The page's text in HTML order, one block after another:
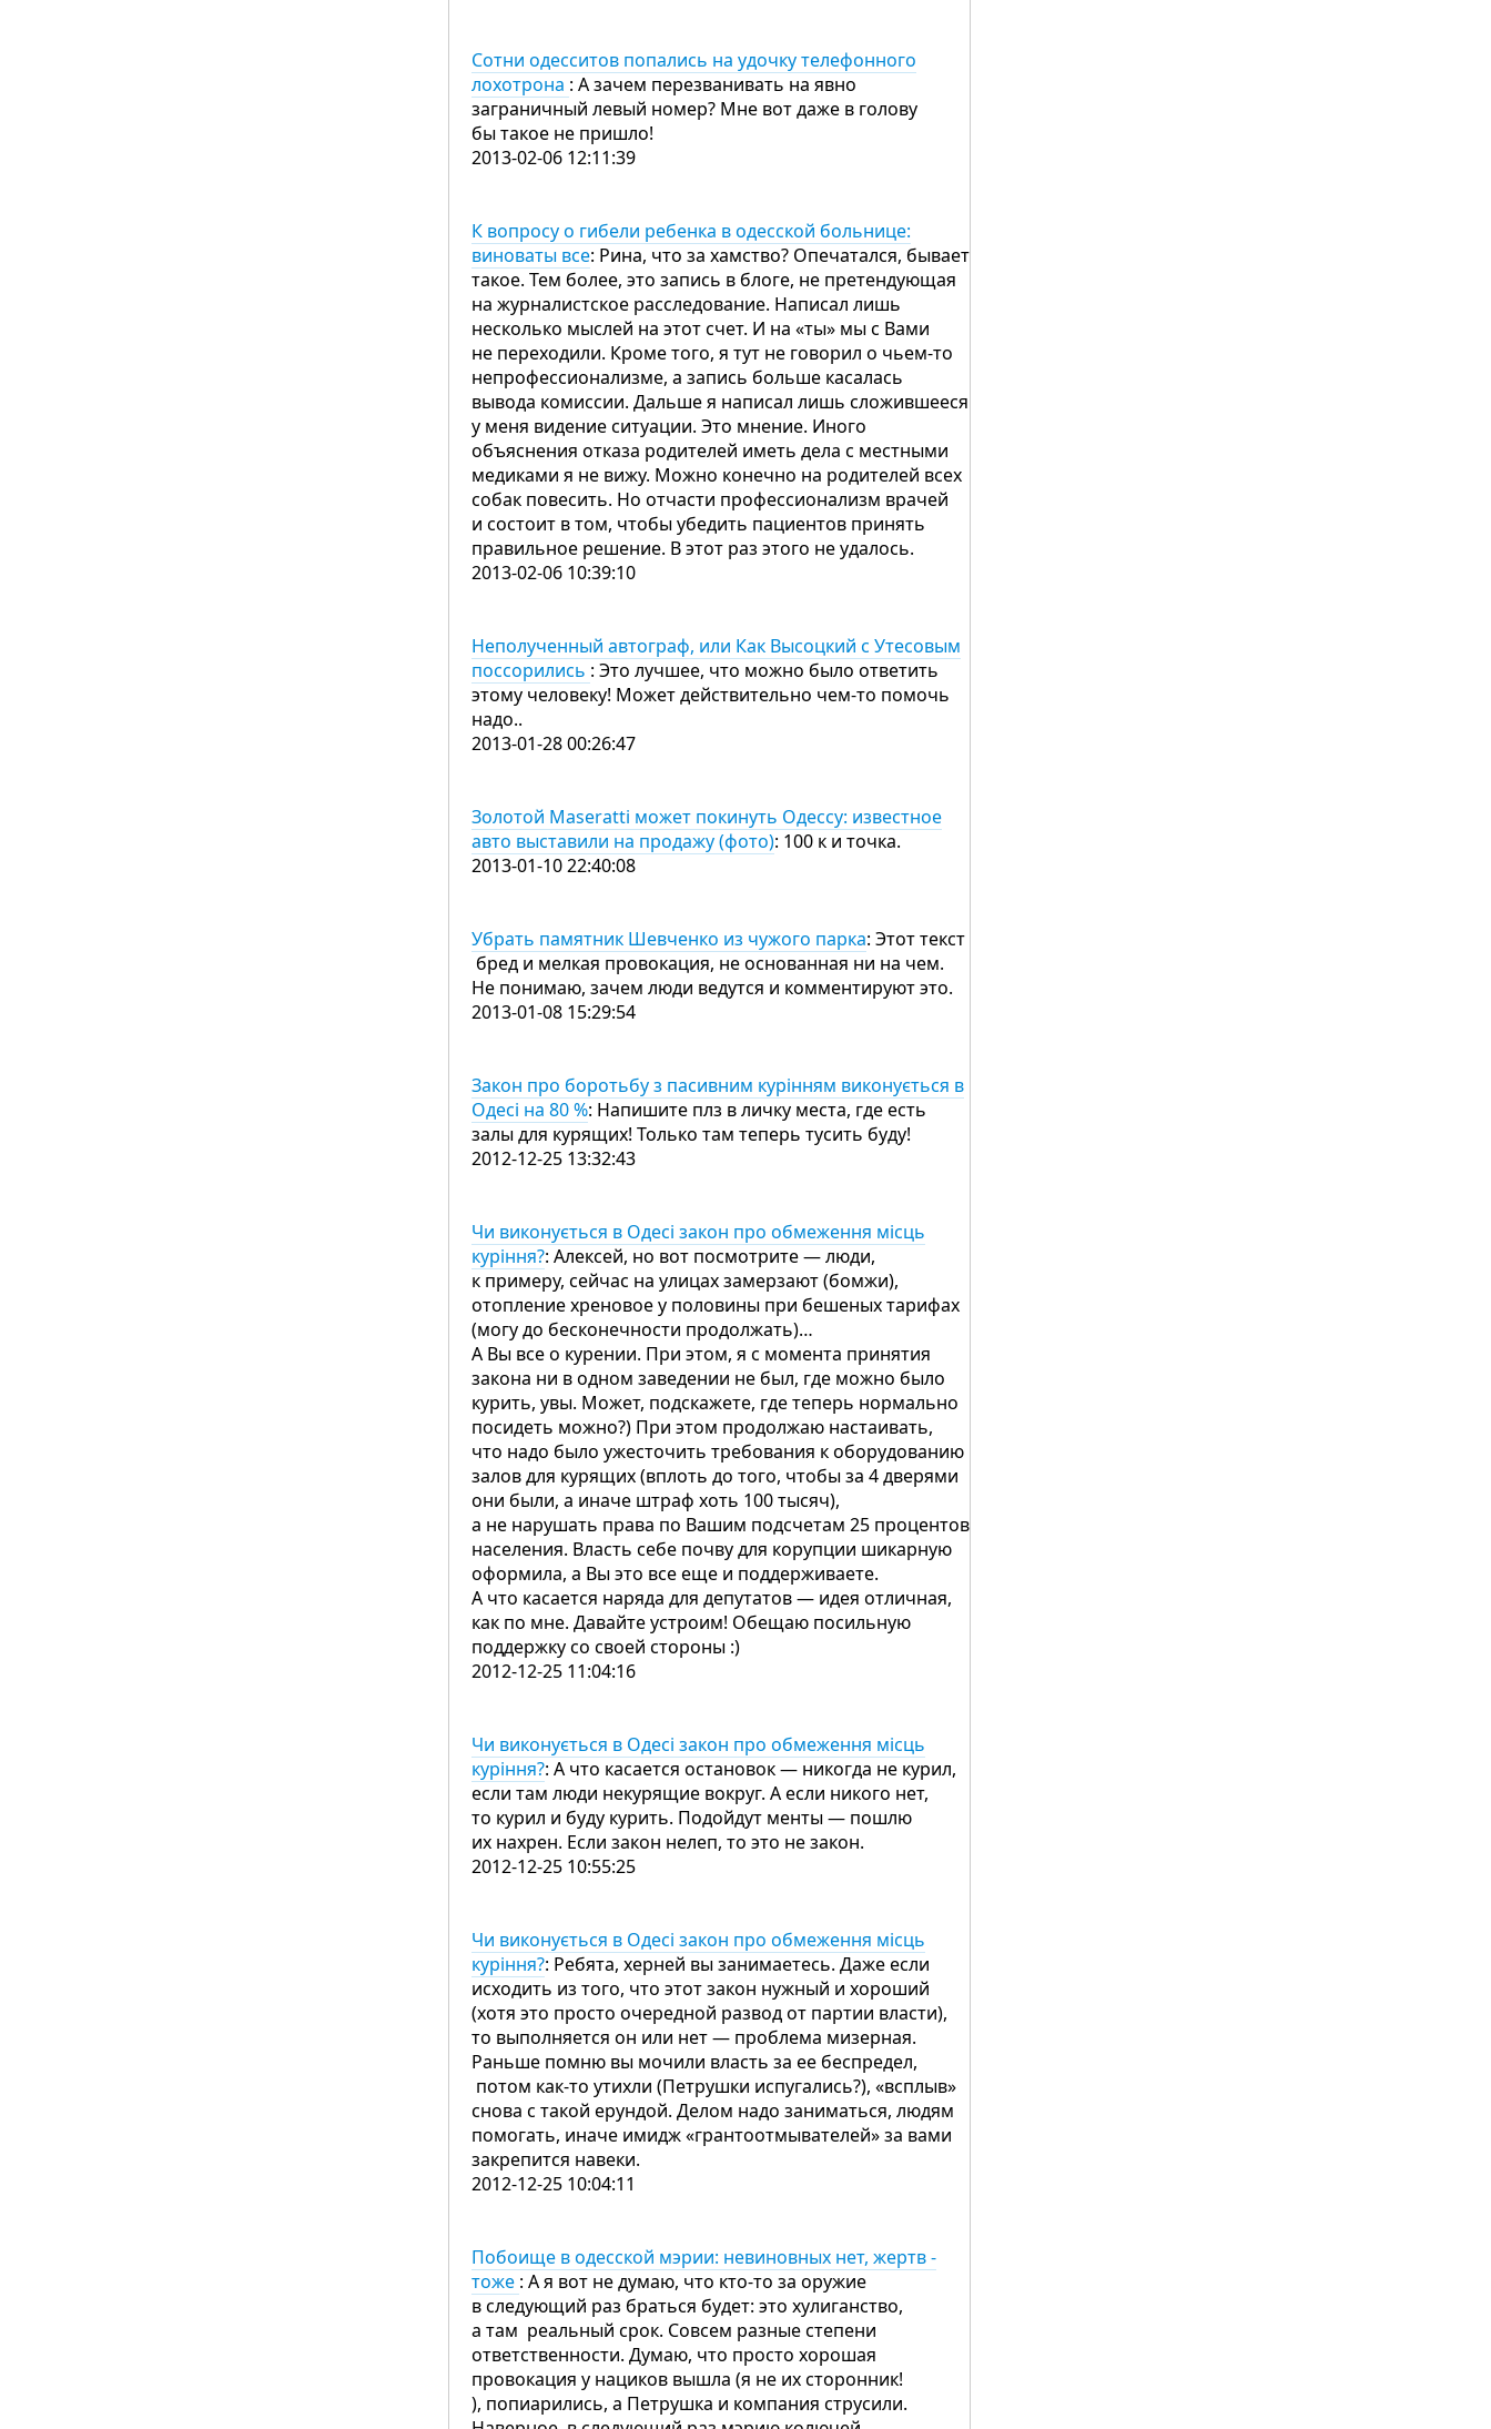
Сотни одесситов попались на удочку телефонного
лохотрона : А зачем перезванивать на явно
заграничный левый номер? Мне вот даже в голову
бы такое не пришло!
2013-02-06 12:11:39
К вопросу о гибели ребенка в одесской больнице:
виноваты все: Рина, что за хамство? Опечатался, бывает
такое. Тем более, это запись в блоге, не претендующая
на журналистское расследование. Написал лишь
несколько мыслей на этот счет. И на «ты» мы с Вами
не переходили. Кроме того, я тут не говорил о чьем-то
непрофессионализме, а запись больше касалась
вывода комиссии. Дальше я написал лишь сложившееся
у меня видение ситуации. Это мнение. Иного
объяснения отказа родителей иметь дела с местными
медиками я не вижу. Можно конечно на родителей всех
собак повесить. Но отчасти профессионализм врачей
и состоит в том, чтобы убедить пациентов принять
правильное решение. В этот раз этого не удалось.
2013-02-06 10:39:10
Неполученный автограф, или Как Высоцкий с Утесовым
поссорились : Это лучшее, что можно было ответить
этому человеку! Может действительно чем-то помочь
надо..
2013-01-28 00:26:47
Золотой Maseratti может покинуть Одессу: известное
авто выставили на продажу (фото): 100 к и точка.
2013-01-10 22:40:08
Убрать памятник Шевченко из чужого парка: Этот текст
бред и мелкая провокация, не основанная ни на чем.
Не понимаю, зачем люди ведутся и комментируют это.
2013-01-08 15:29:54
Закон про боротьбу з пасивним курінням виконується в
Одесі на 80 %: Напишите плз в личку места, где есть
залы для курящих! Только там теперь тусить буду!
2012-12-25 13:32:43
Чи виконується в Одесі закон про обмеження місць
куріння?: Алексей, но вот посмотрите — люди,
к примеру, сейчас на улицах замерзают (бомжи),
отопление хреновое у половины при бешеных тарифах
(могу до бесконечности продолжать)…
А Вы все о курении. При этом, я с момента принятия
закона ни в одном заведении не был, где можно было
курить, увы. Может, подскажете, где теперь нормально
посидеть можно?) При этом продолжаю настаивать,
что надо было ужесточить требования к оборудованию
залов для курящих (вплоть до того, чтобы за 4 дверями
они были, а иначе штраф хоть 100 тысяч),
а не нарушать права по Вашим подсчетам 25 процентов
населения. Власть себе почву для корупции шикарную
оформила, а Вы это все еще и поддерживаете.
А что касается наряда для депутатов — идея отличная,
как по мне. Давайте устроим! Обещаю посильную
поддержку со своей стороны :)
2012-12-25 11:04:16
Чи виконується в Одесі закон про обмеження місць
куріння?: А что касается остановок — никогда не курил,
если там люди некурящие вокруг. А если никого нет,
то курил и буду курить. Подойдут менты — пошлю
их нахрен. Если закон нелеп, то это не закон.
2012-12-25 10:55:25
Чи виконується в Одесі закон про обмеження місць
куріння?: Ребята, херней вы занимаетесь. Даже если
исходить из того, что этот закон нужный и хороший
(хотя это просто очередной развод от партии власти),
то выполняется он или нет — проблема мизерная.
Раньше помню вы мочили власть за ее беспредел,
потом как-то утихли (Петрушки испугались?), «всплыв»
снова с такой ерундой. Делом надо заниматься, людям
помогать, иначе имидж «грантоотмывателей» за вами
закрепится навеки.
2012-12-25 10:04:11
Побоище в одесской мэрии: невиновных нет, жертв -
тоже : А я вот не думаю, что кто-то за оружие
в следующий раз браться будет: это хулиганство,
а там реальный срок. Совсем разные степени
ответственности. Думаю, что просто хорошая
провокация у нациков вышла (я не их сторонник!
), попиарились, а Петрушка и компания струсили.